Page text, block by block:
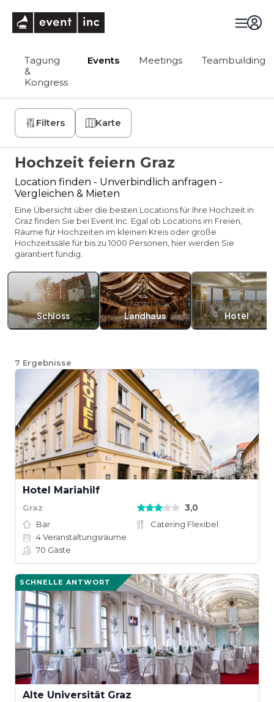
Tagung
&
Kongress
Events Meetings Teambuilding
Filters Karte
Hochzeit feiern Graz
Location finden - Unverbindlich anfragen -
Vergleichen & Mieten
Eine Übersicht über die besten Locations für Ihre Hochzeit in
Graz finden Sie bei Event Inc. Egal ob Locations im Freien,
Räume für Hochzeiten im kleinen Kreis oder große
Hochzeitssäle für bis zu 1000 Personen, hier werden Sie
garantiert fündig.
Schloss Landhaus Hotel
7 Ergebnisse
Hotel Mariahilf
Graz 3,0
Bar
Catering Flexibel
4Veranstaltungsräume
70 Gäste
SCHNELLE ANTWORT
Alte Universität Graz